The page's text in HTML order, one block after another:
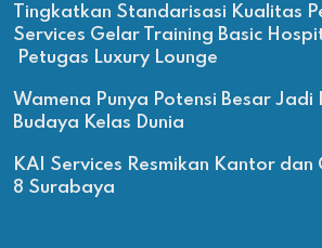
Tingkatkan Standarisasi Kualitas
Services Gelar Training Basic
Petugas Luxury Lounge
Wamena Punya Potensi Besar Jadi
Budaya Kelas Dunia
KAI Services Resmikan Kantor dan
8 Surabaya